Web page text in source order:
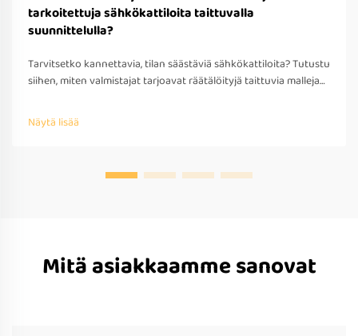
tarkoitettuja sähkökattiloita taittuvalla
suunnittelulla?
Tarvitsetko kannettavia, tilan säästäviä sähkökattiloita? Tutustu
siihen, miten valmistajat tarjoavat räätälöityjä taittuvia malleja
kansainvälinen yhteensopivuus. Pyydä tarjous jo tänään.
Näytä lisää
Mitä asiakkaamme sanovat